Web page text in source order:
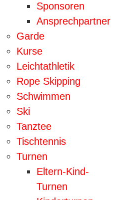
Sponsoren
Ansprechpartner
Garde
Kurse
Leichtathletik
Rope Skipping
Schwimmen
Ski
Tanztee
Tischtennis
Turnen
Eltern-Kind-
Turnen